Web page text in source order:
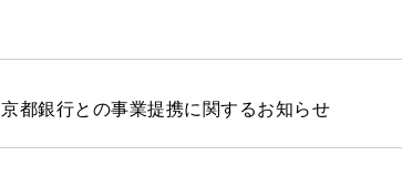
京都銀行との事業提携に関するお知らせ